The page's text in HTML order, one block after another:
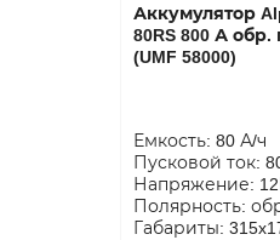
Аккумулятор
80RS 800 А обр.
(UMF 58000)
Емкость: 80 А/ч
Пусковой ток:
Напряжение:
Полярность:
Габариты: